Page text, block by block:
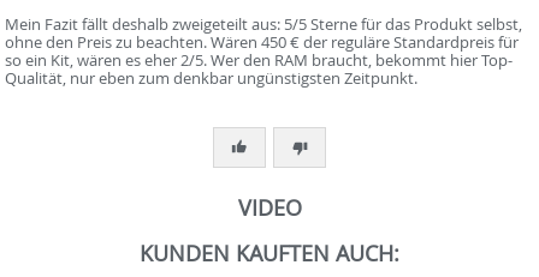
Mein Fazit fällt deshalb zweigeteilt aus: 5/5 Sterne für das Produkt selbst,
ohne den Preis zu beachten. Wären 450 € der reguläre Standardpreis für
so ein Kit, wären es eher 2/5. Wer den RAM braucht, bekommt hier Top-
Qualität, nur eben zum denkbar ungünstigsten Zeitpunkt.
VIDEO
KUNDEN KAUFTEN AUCH: